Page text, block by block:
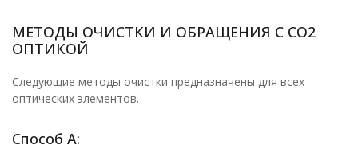
МЕТОДЫ ОЧИСТКИ И ОБРАЩЕНИЯ С CO2
ОПТИКОЙ
Следующие методы очистки предназначены для всех
оптических элементов.
Способ А: